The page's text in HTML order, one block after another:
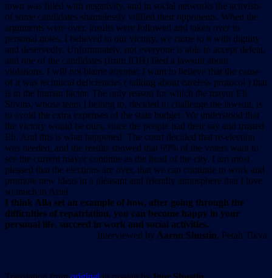
town was filled with negativity, and in social networks the activists
of some candidates shamelessly vilified their opponents. When the
arguments were over, insults were followed and taken over to
personal notes. I believed in our victory, we came to it with dignity
and deservedly. Unfortunately, not everyone is able to accept defeat,
and one of the candidates (from IOH) filed a lawsuit about
violations. I will not blame anyone; I want to believe that the cause
of it was technical deficiencies ( talking about careless protocol ) that
is in the human factor. The only reason for which the mayor Eli
Shviro, whose team I belong to, decided to challenge the lawsuit, is
to avoid the extra expenses of the state budget. We understood that
the victory would be ours, since the people had their say and trusted
Eli. And this is what happened. The court decided that re-election
was needed, and the results showed that 69% of the voters want to
see the current mayor continue as the head of the city. I am most
pleased that the elections are over, that we can continue to work and
promote new ideas in a pleasant and friendly atmosphere that I love
so much in Ariel.
I think Alla set an example of how, after going through the
difficulties of repatriation, you can become happy in your
personal life, succeed in work and social activities.
Interviewed by Aaron Shustin, Petah Tikva